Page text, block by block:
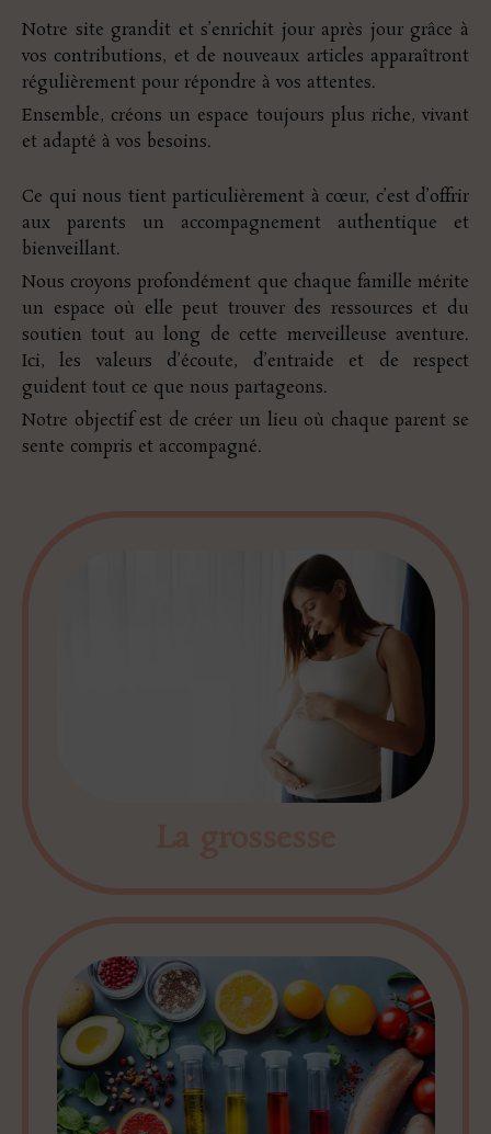
Notre site grandit et s’enrichit jour après jour grâce à
vos contributions, et de nouveaux articles apparaîtront
régulièrement pour répondre à vos attentes.
Ensemble, créons un espace toujours plus riche, vivant
et adapté à vos besoins.
Ce qui nous tient particulièrement à cœur, c’est d’offrir
aux parents un accompagnement authentique et
bienveillant.
Nous croyons profondément que chaque famille mérite
un espace où elle peut trouver des ressources et du
soutien tout au long de cette merveilleuse aventure.
Ici, les valeurs d’écoute, d’entraide et de respect
guident tout ce que nous partageons.
Notre objectif est de créer un lieu où chaque parent se
sente compris et accompagné.